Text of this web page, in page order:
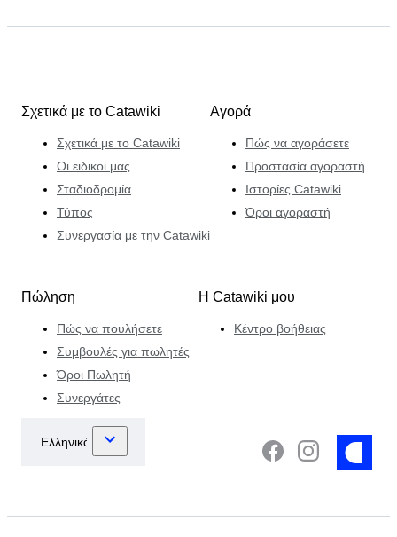
Σχετικά με το Catawiki
Σχετικά με το Catawiki
Οι ειδικοί μας
Σταδιοδρομία
Τύπος
Συνεργασία με την Catawiki
Αγορά
Πώς να αγοράσετε
Προστασία αγοραστή
Ιστορίες Catawiki
Όροι αγοραστή
Πώληση
Πώς να πουλήσετε
Συμβουλές για πωλητές
Όροι Πωλητή
Συνεργάτες
Η Catawiki μου
Κέντρο βοήθειας